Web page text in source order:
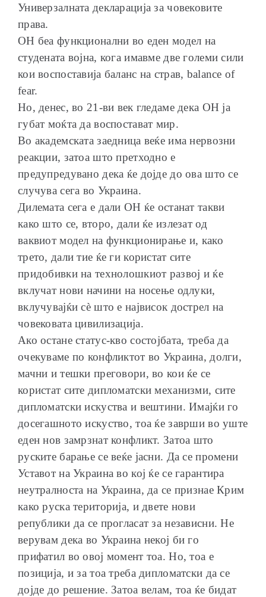
Универзалната декларација за човековите
права.
ОН беа функционални во еден модел на
студената војна, кога имавме две големи сили
кои воспоставија баланс на страв, balance of
fear.
Но, денес, во 21-ви век гледаме дека ОН ја
губат моќта да воспостават мир.
Во академската заедница веќе има нервозни
реакции, затоа што претходно е
предупредувано дека ќе дојде до ова што се
случува сега во Украина.
Дилемата сега е дали ОН ќе останат такви
како што се, второ, дали ќе излезат од
ваквиот модел на функционирање и, како
трето, дали тие ќе ги користат сите
придобивки на технолошкиот развој и ќе
вклучат нови начини на носење одлуки,
вклучувајќи сѐ што е највисок дострел на
човековата цивилизација.
Ако остане статус-кво состојбата, треба да
очекуваме по конфликтот во Украина, долги,
мачни и тешки преговори, во кои ќе се
користат сите дипломатски механизми, сите
дипломатски искуства и вештини. Имајќи го
досегашното искуство, тоа ќе заврши во уште
еден нов замрзнат конфликт. Затоа што
руските барање се веќе јасни. Да се промени
Уставот на Украина во кој ќе се гарантира
неутралноста на Украина, да се признае Крим
како руска територија, и двете нови
републики да се прогласат за независни. Не
верувам дека во Украина некој би го
прифатил во овој момент тоа. Но, тоа е
позиција, и за тоа треба дипломатски да се
дојде до решение. Затоа велам, тоа ќе бидат